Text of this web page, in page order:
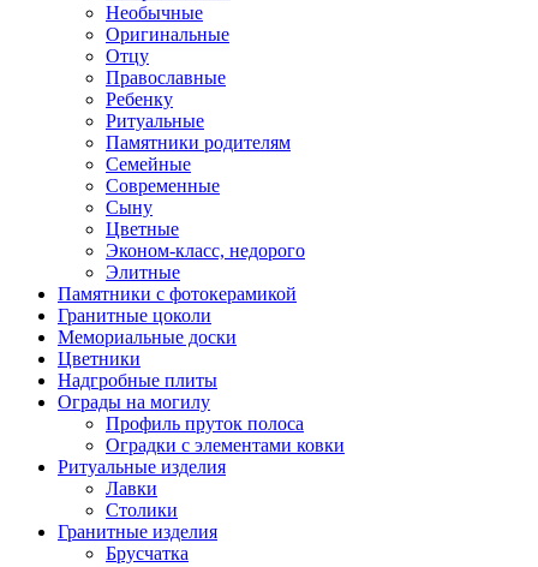
Необычные
Оригинальные
Отцу
Православные
Ребенку
Ритуальные
Памятники родителям
Семейные
Современные
Сыну
Цветные
Эконом-класс, недорого
Элитные
Памятники с фотокерамикой
Гранитные цоколи
Мемориальные доски
Цветники
Надгробные плиты
Ограды на могилу
Профиль пруток полоса
Оградки с элементами ковки
Ритуальные изделия
Лавки
Столики
Гранитные изделия
Брусчатка